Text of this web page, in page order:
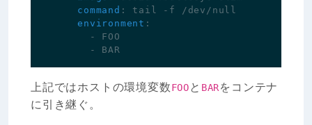
command :
tail -f /dev/null
environment :
- FOO
- BAR
上記ではホストの環境変数FOOと BARをコンテナ
に引き継ぐ。